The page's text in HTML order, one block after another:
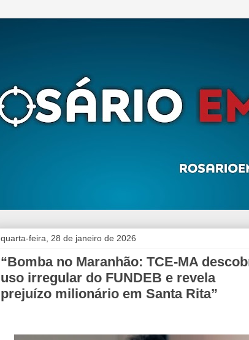
quarta-feira, 28 de janeiro de 2026
“Bomba no Maranhão: TCE-MA
uso irregular do FUNDEB e revela
prejuízo milionário em Santa Rita”